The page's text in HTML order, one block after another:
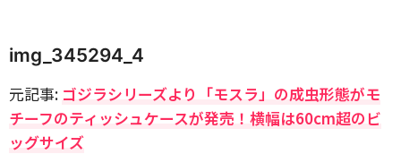
img_345294_4
元記事: ゴジラシリーズより「モスラ」の成虫形態がモ
チーフのティッシュケースが発売！横幅は60cm超のビ
ッグサイズ